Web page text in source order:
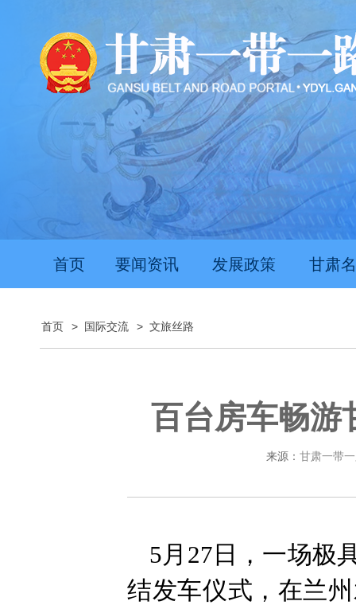
首页 要闻资讯 发展政策 甘肃
首页 > 国际交流 > 文旅丝路
百台房车畅游
来源： 甘肃一带
5月27日，一场极
结发车仪式，在兰